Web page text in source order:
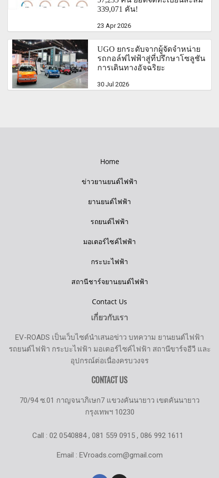
339,071 คัน!
23 Apr 2026
UGO ยกระดับจากผู้จัดจำหน่าย
รถกอล์ฟไฟฟ้าสู่ที่ปรึกษาโซลูชัน
การเดินทางอัจฉริยะ
30 Jul 2026
Home
ข่าวยานยนต์ไฟฟ้า
ยานยนต์ไฟฟ้า
รถยนต์ไฟฟ้า
มอเตอร์ไซค์ไฟฟ้า
กระบะไฟฟ้า
สถานีชาร์จยานยนต์ไฟฟ้า
Contact Us
เกี่ยวกับเรา
EV-ROADS เป็นเว็บไซต์นำเสนอข่าว บทความ ยานยนต์ไฟฟ้า
รถยนต์ไฟฟ้า กระบะไฟฟ้า มอเตอร์ไซค์ไฟฟ้า สถานีขาร์จอีวี และ
อุปกรณ์ต่อเนื่องครบวงจร
CONTACT US
70/94 ซ.01 กาญจนาภิเษก7 แขวงคันนายาว เขตคันนายาว
กรุงเทพฯ 10230
Call : 02 0540884 , 081 559 0915 , 086 992 1611
Email : EVroads.com@gmail.com